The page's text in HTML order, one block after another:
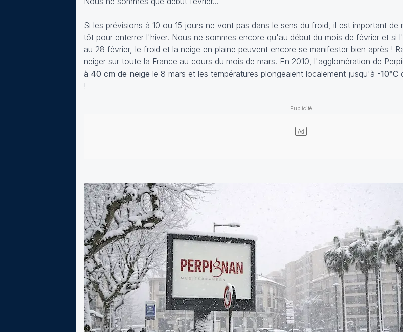
Si les prévisions à 10 ou 15 jours ne vont pas dans le sens du froid, il est important
tôt pour enterrer l'hiver. Nous ne sommes encore qu'au début du mois de février et si
au 28 février, le froid et la neige en plaine peuvent encore se manifester bien après !
neiger sur toute la France au cours du mois de mars. En 2010, l'agglomération de
à 40 cm de neige le 8 mars et les températures plongeaient localement jusqu'à -10°C
!